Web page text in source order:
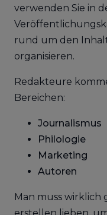
verwenden Sie in
rund um den
organisieren.
Redakteure
Bereichen:
Journalismus
Philologie
Marketing
Autoren
Man muss wirklich